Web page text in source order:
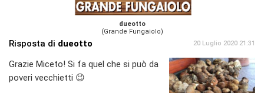
dueotto
(Grande Fungaiolo)
Risposta di dueotto 20 Luglio 2020 21:31
Grazie Miceto! Si fa quel che si può da
poveri vecchietti 😉